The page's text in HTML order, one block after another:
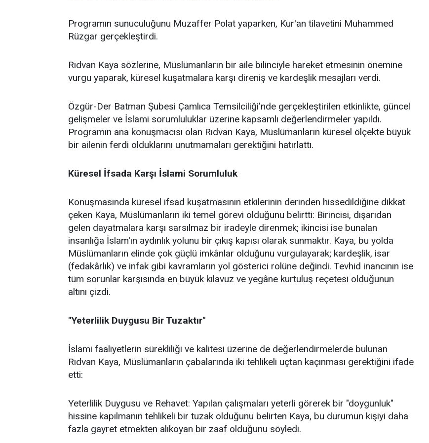
Programın sunuculuğunu Muzaffer Polat yaparken, Kur'an tilavetini Muhammed
Rüzgar gerçekleştirdi.
Rıdvan Kaya sözlerine, Müslümanların bir aile bilinciyle hareket etmesinin önemine
vurgu yaparak, küresel kuşatmalara karşı direniş ve kardeşlik mesajları verdi.
Özgür-Der Batman Şubesi Çamlıca Temsilciliği’nde gerçekleştirilen etkinlikte, güncel
gelişmeler ve İslami sorumluluklar üzerine kapsamlı değerlendirmeler yapıldı.
Programın ana konuşmacısı olan Rıdvan Kaya, Müslümanların küresel ölçekte büyük
bir ailenin ferdi olduklarını unutmamaları gerektiğini hatırlattı.
Küresel İfsada Karşı İslami Sorumluluk
Konuşmasında küresel ifsad kuşatmasının etkilerinin derinden hissedildiğine dikkat
çeken Kaya, Müslümanların iki temel görevi olduğunu belirtti: Birincisi, dışarıdan
gelen dayatmalara karşı sarsılmaz bir iradeyle direnmek; ikincisi ise bunalan
insanlığa İslam'ın aydınlık yolunu bir çıkış kapısı olarak sunmaktır. Kaya, bu yolda
Müslümanların elinde çok güçlü imkânlar olduğunu vurgulayarak; kardeşlik, isar
(fedakârlık) ve infak gibi kavramların yol gösterici rolüne değindi. Tevhid inancının ise
tüm sorunlar karşısında en büyük kılavuz ve yegâne kurtuluş reçetesi olduğunun
altını çizdi.
"Yeterlilik Duygusu Bir Tuzaktır"
İslami faaliyetlerin sürekliliği ve kalitesi üzerine de değerlendirmelerde bulunan
Rıdvan Kaya, Müslümanların çabalarında iki tehlikeli uçtan kaçınması gerektiğini ifade
etti:
Yeterlilik Duygusu ve Rehavet: Yapılan çalışmaları yeterli görerek bir "doygunluk"
hissine kapılmanın tehlikeli bir tuzak olduğunu belirten Kaya, bu durumun kişiyi daha
fazla gayret etmekten alıkoyan bir zaaf olduğunu söyledi.